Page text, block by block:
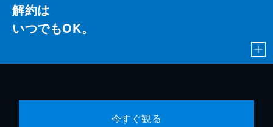
解約は
いつでもOK。
今すぐ観る